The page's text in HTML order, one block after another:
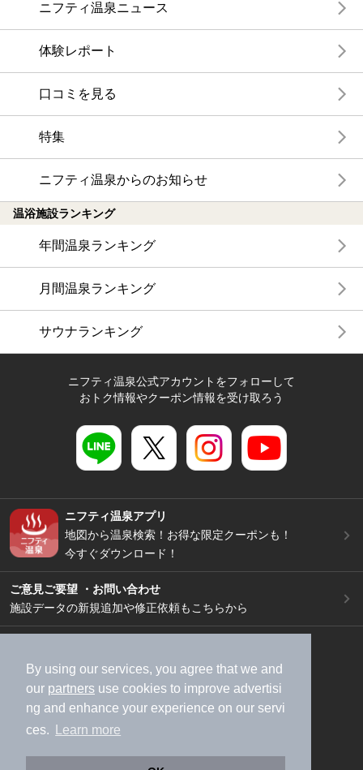
By using our services, you agree that we and
our partners use cookies to improve advertisi
ng and enhance your experience on our servi
ces.
Learn more
ニフティ温泉ニュース
体験レポート
口コミを見る
特集
ニフティ温泉からのお知らせ
温浴施設ランキング
年間温泉ランキング
月間温泉ランキング
サウナランキング
ニフティ温泉公式アカウントをフォローして
おトク情報やクーポン情報を受け取ろう
ニフティ温泉アプリ
地図から温泉検索！お得な限定クーポンも！
今すぐダウンロード！
ご意見ご要望 ・お問い合わせ
施設データの新規追加や修正依頼もこちらから
加盟店募集（資料請求）
広告出稿のご案内
利用規約
ライフスタイルMEMBERS+規約
特定商取引法に基づく表記
ヘルプ
採用情報
運営会社